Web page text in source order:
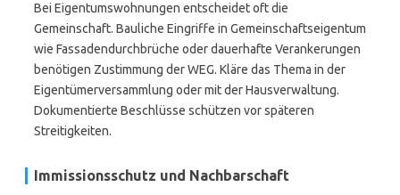
Bei Eigentumswohnungen entscheidet oft die
Gemeinschaft. Bauliche Eingriffe in Gemeinschaftseigentum
wie Fassadendurchbrüche oder dauerhafte Verankerungen
benötigen Zustimmung der WEG. Kläre das Thema in der
Eigentümerversammlung oder mit der Hausverwaltung.
Dokumentierte Beschlüsse schützen vor späteren
Streitigkeiten.
Immissionsschutz und Nachbarschaft